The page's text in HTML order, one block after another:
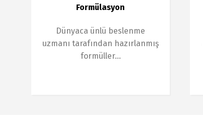
Formülasyon
Dünyaca ünlü beslenme
uzmanı tarafından hazırlanmış
formüller…